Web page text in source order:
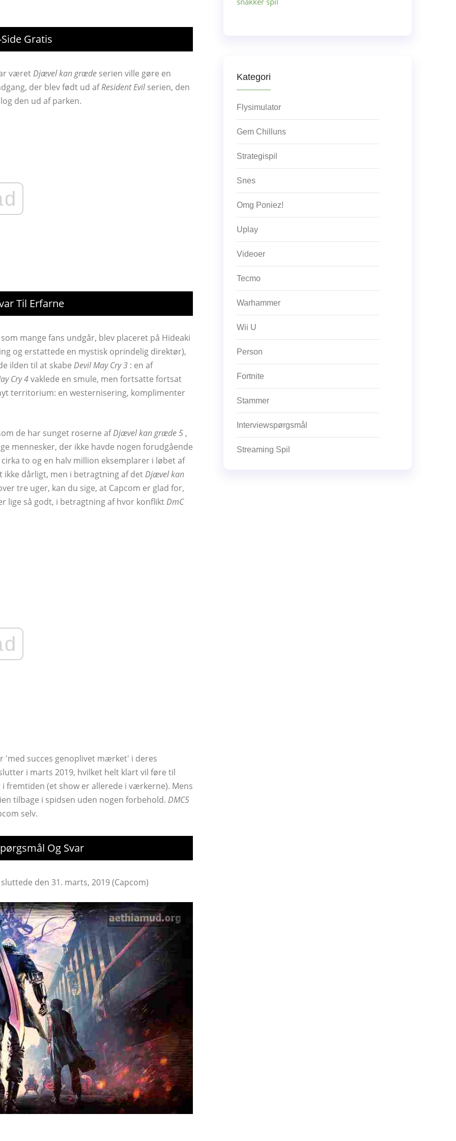
Gratis
væretDjævel kan græde serien ville gøre en
der blev født ud afResident Evilserien, den
den ud af parken.
Til Erfarne
mange fans undgår, blev placeret på Hideaki
og erstattede en mystisk oprindelig direktør),
ilden til at skabe Devil May Cry 3 : en af ​​
Cry 4vaklede en smule, men fortsatte fortsat
territorium: en westernisering, komplimenter
de har sunget roserne afDjævel kan græde 5 ,
mennesker, der ikke havde nogen forudgående
to og en halv million eksemplarer i løbet af
ikke dårligt, men i betragtning af detDjævel kan
tre uger, kan du sige, at Capcom er glad for,
lige så godt, i betragtning af hvor konfliktDmC
'med succes genoplivet mærket' i deres
i marts 2019, hvilket helt klart vil føre til
fremtiden (et show er allerede i værkerne). Mens
tilbage i spidsen uden nogen forbehold. DMC5
selv.
Og Svar
den 31. marts, 2019 (Capcom)
Kategori
Flysimulator
Gem Chilluns
Strategispil
Snes
Omg Poniez!
Uplay
Videoer
Tecmo
Warhammer
Wii U
Person
Fortnite
Stammer
Interviewspørgsmål
Streaming Spil